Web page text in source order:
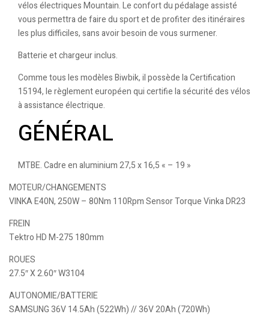
vélos électriques Mountain. Le confort du pédalage assisté
vous permettra de faire du sport et de profiter des itinéraires
les plus difficiles, sans avoir besoin de vous surmener.
Batterie et chargeur inclus.
Comme tous les modèles Biwbik, il possède la Certification
15194, le règlement européen qui certifie la sécurité des vélos
à assistance électrique.
GÉNÉRAL
MTBE. Cadre en aluminium 27,5 x 16,5 « – 19 »
MOTEUR/CHANGEMENTS
VINKA E40N, 250W – 80Nm 110Rpm Sensor Torque Vinka DR23
FREIN
Tektro HD M-275 180mm
ROUES
27.5″ X 2.60″ W3104
AUTONOMIE/BATTERIE
SAMSUNG 36V 14.5Ah (522Wh) // 36V 20Ah (720Wh)